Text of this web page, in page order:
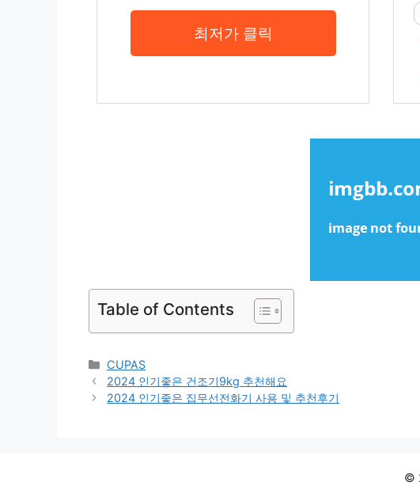
최저가 클릭
Table of Contents
Categories
CUPAS
2024 인기좋은 건조기9kg 추천해요
2024 인기좋은 집무선전화기 사용 및 추천후기
©